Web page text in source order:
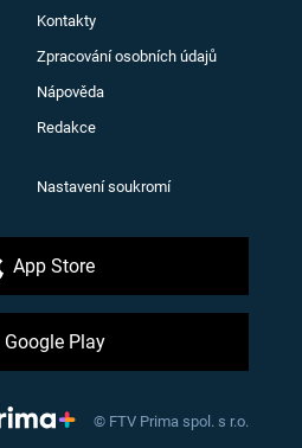
Kontakty
Zpracování osobních údajů
Nápověda
Redakce
Nastavení soukromí
App Store
Google Play
© FTV Prima spol. s r.o.